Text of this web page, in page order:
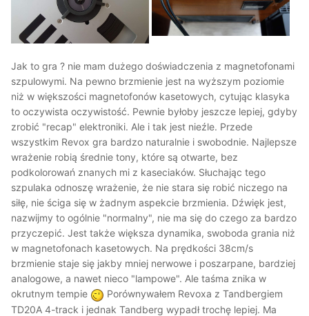
Jak to gra ? nie mam dużego doświadczenia z magnetofonami
szpulowymi. Na pewno brzmienie jest na wyższym poziomie
niż w większości magnetofonów kasetowych, cytując klasyka
to oczywista oczywistość. Pewnie byłoby jeszcze lepiej, gdyby
zrobić "recap" elektroniki. Ale i tak jest nieźle. Przede
wszystkim Revox gra bardzo naturalnie i swobodnie. Najlepsze
wrażenie robią średnie tony, które są otwarte, bez
podkolorowań znanych mi z kaseciaków. Słuchając tego
szpulaka odnoszę wrażenie, że nie stara się robić niczego na
siłę, nie ściga się w żadnym aspekcie brzmienia. Dźwięk jest,
nazwijmy to ogólnie "normalny", nie ma się do czego za bardzo
przyczepić. Jest także większa dynamika, swoboda grania niż
w magnetofonach kasetowych. Na prędkości 38cm/s
brzmienie staje się jakby mniej nerwowe i poszarpane, bardziej
analogowe, a nawet nieco "lampowe". Ale taśma znika w
okrutnym tempie
Porównywałem Revoxa z Tandbergiem
TD20A 4-track i jednak Tandberg wypadł trochę lepiej. Ma